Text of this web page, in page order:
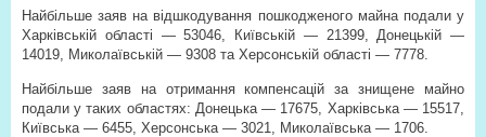
Найбільше заяв на відшкодування пошкодженого майна подали у
Харківській області — 53046, Київській — 21399, Донецькій —
14019, Миколаївській — 9308 та Херсонській області — 7778.
Найбільше заяв на отримання компенсацій за знищене майно
подали у таких областях: Донецька — 17675, Харківська — 15517,
Київська — 6455, Херсонська — 3021, Миколаївська — 1706.